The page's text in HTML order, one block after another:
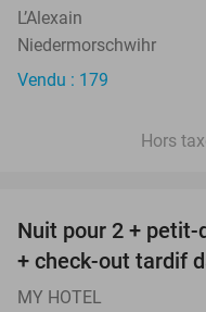
L’Alexain
Niedermorschwihr
Vendu : 179
Hors
Nuit pour 2 + petit-
+ check-out tardif
MY HOTEL